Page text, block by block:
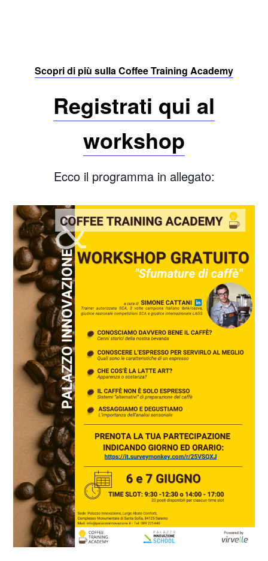
Scopri di più sulla Coffee Training Academy
Registrati qui al
workshop
Ecco il programma in allegato: